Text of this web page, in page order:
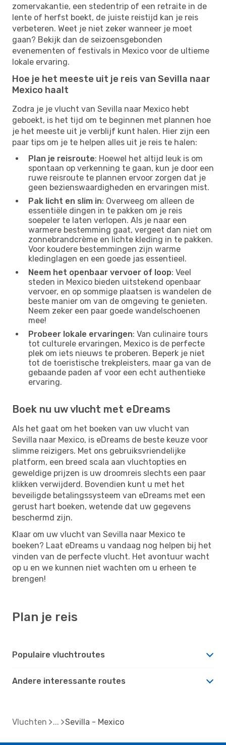
zomervakantie, een stedentrip of een retraite in de
lente of herfst boekt, de juiste reistijd kan je reis
verbeteren. Weet je niet zeker wanneer je moet
gaan? Bekijk dan de seizoensgebonden
evenementen of festivals in Mexico voor de ultieme
lokale ervaring.
Hoe je het meeste uit je reis van Sevilla naar
Mexico haalt
Zodra je je vlucht van Sevilla naar Mexico hebt
geboekt, is het tijd om te beginnen met plannen hoe
je het meeste uit je verblijf kunt halen. Hier zijn een
paar tips om je te helpen alles uit je reis te halen:
Plan je reisroute: Hoewel het altijd leuk is om
spontaan op verkenning te gaan, kun je door een
ruwe reisroute te plannen ervoor zorgen dat je
geen bezienswaardigheden en ervaringen mist.
Pak licht en slim in: Overweeg om alleen de
essentiële dingen in te pakken om je reis
soepeler te laten verlopen. Als je naar een
warmere bestemming gaat, vergeet dan niet om
zonnebrandcrème en lichte kleding in te pakken.
Voor koudere bestemmingen zijn warme
kledinglagen en een goede jas essentieel.
Neem het openbaar vervoer of loop: Veel
steden in Mexico bieden uitstekend openbaar
vervoer, en op sommige plaatsen is wandelen de
beste manier om van de omgeving te genieten.
Neem zeker een paar goede wandelschoenen
mee!
Probeer lokale ervaringen: Van culinaire tours
tot culturele ervaringen, Mexico is de perfecte
plek om iets nieuws te proberen. Beperk je niet
tot de toeristische trekpleisters, maar ga van de
gebaande paden af ​​voor een echt authentieke
ervaring.
Boek nu uw vlucht met eDreams
Als het gaat om het boeken van uw vlucht van
Sevilla naar Mexico, is eDreams de beste keuze voor
slimme reizigers. Met ons gebruiksvriendelijke
platform, een breed scala aan vluchtopties en
geweldige prijzen is uw droomreis slechts een paar
klikken verwijderd. Bovendien kunt u met het
beveiligde betalingssysteem van eDreams met een
gerust hart boeken, wetende dat uw gegevens
beschermd zijn.
Klaar om uw vlucht van Sevilla naar Mexico te
boeken? Laat eDreams u vandaag nog helpen bij het
vinden van de perfecte vlucht. Het avontuur wacht
op u en we kunnen niet wachten om u erheen te
brengen!
Plan je reis
Populaire vluchtroutes
Andere interessante routes
Vluchten Sevilla - Mexico